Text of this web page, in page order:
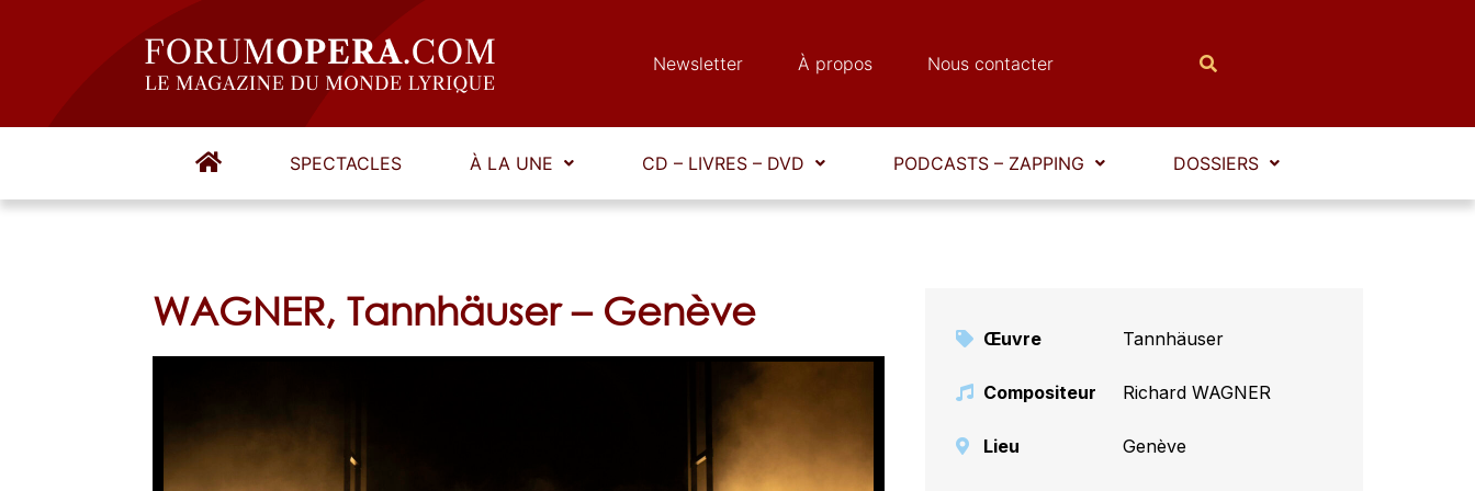
Newsletter À propos Nous contacter
SPECTACLES À LA UNE CD – LIVRES – DVD PODCASTS – ZAPPING DOSSIERS
WAGNER, Tannhäuser – Genève
Œuvre Tannhäuser
Compositeur Richard WAGNER
Lieu Genève